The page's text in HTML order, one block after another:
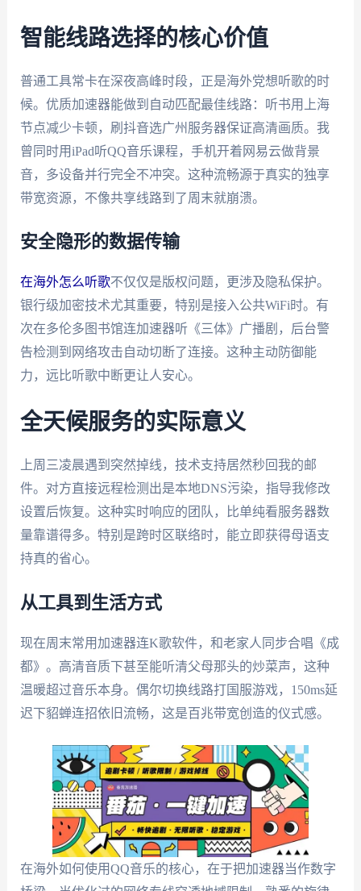
智能线路选择的核心价值
普通工具常卡在深夜高峰时段，正是海外党想听歌的时
候。优质加速器能做到自动匹配最佳线路：听书用上海
节点减少卡顿，刷抖音选广州服务器保证高清画质。我
曾同时用iPad听QQ音乐课程，手机开着网易云做背景
音，多设备并行完全不冲突。这种流畅源于真实的独享
带宽资源，不像共享线路到了周末就崩溃。
安全隐形的数据传输
在海外怎么听歌不仅仅是版权问题，更涉及隐私保护。
银行级加密技术尤其重要，特别是接入公共WiFi时。有
次在多伦多图书馆连加速器听《三体》广播剧，后台警
告检测到网络攻击自动切断了连接。这种主动防御能
力，远比听歌中断更让人安心。
全天候服务的实际意义
上周三凌晨遇到突然掉线，技术支持居然秒回我的邮
件。对方直接远程检测出是本地DNS污染，指导我修改
设置后恢复。这种实时响应的团队，比单纯看服务器数
量靠谱得多。特别是跨时区联络时，能立即获得母语支
持真的省心。
从工具到生活方式
现在周末常用加速器连K歌软件，和老家人同步合唱《成
都》。高清音质下甚至能听清父母那头的炒菜声，这种
温暖超过音乐本身。偶尔切换线路打国服游戏，150ms延
迟下貂蝉连招依旧流畅，这是百兆带宽创造的仪式感。
在海外如何使用QQ音乐的核心，在于把加速器当作数字